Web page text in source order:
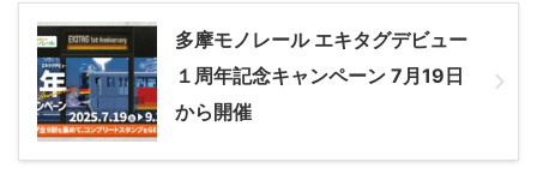
多摩モノレール エキタグデビュー
１周年記念キャンペーン 7月19日
から開催